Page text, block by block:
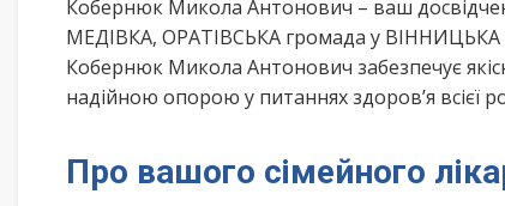
Кобернюк Микола Антонович – ваш
МЕДІВКА, ОРАТІВСЬКА громада у ВІННИЦЬКА
Кобернюк Микола Антонович забезпечує
надійною опорою у питаннях здоров’я всієї
Про вашого сімейного